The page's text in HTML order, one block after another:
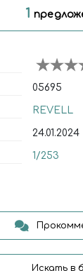
1
05695
REVELL
24.01.2024
1/253
Искать в